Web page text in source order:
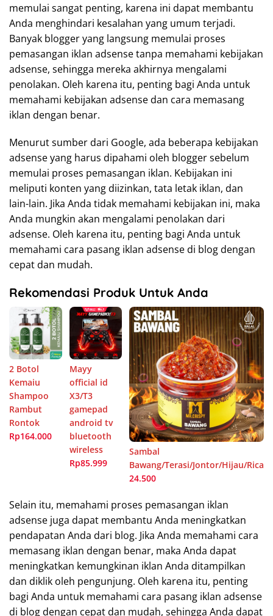
memulai sangat penting, karena ini dapat membantu
Anda menghindari kesalahan yang umum terjadi.
Banyak blogger yang langsung memulai proses
pemasangan iklan adsense tanpa memahami kebijakan
adsense, sehingga mereka akhirnya mengalami
penolakan. Oleh karena itu, penting bagi Anda untuk
memahami kebijakan adsense dan cara memasang
iklan dengan benar.
Menurut sumber dari Google, ada beberapa kebijakan
adsense yang harus dipahami oleh blogger sebelum
memulai proses pemasangan iklan. Kebijakan ini
meliputi konten yang diizinkan, tata letak iklan, dan
lain-lain. Jika Anda tidak memahami kebijakan ini, maka
Anda mungkin akan mengalami penolakan dari
adsense. Oleh karena itu, penting bagi Anda untuk
memahami cara pasang iklan adsense di blog dengan
cepat dan mudah.
Rekomendasi Produk Untuk Anda
2 Botol
Kemaiu
Shampoo
Rambut
Rontok
Rp164.000
Mayy
official id
X3/T3
gamepad
android tv
bluetooth
wireless
Rp85.999
Sambal
Bawang/Terasi/Jontor/Hijau/Rica
24.500
Selain itu, memahami proses pemasangan iklan
adsense juga dapat membantu Anda meningkatkan
pendapatan Anda dari blog. Jika Anda memahami cara
memasang iklan dengan benar, maka Anda dapat
meningkatkan kemungkinan iklan Anda ditampilkan
dan diklik oleh pengunjung. Oleh karena itu, penting
bagi Anda untuk memahami cara pasang iklan adsense
di blog dengan cepat dan mudah, sehingga Anda dapat